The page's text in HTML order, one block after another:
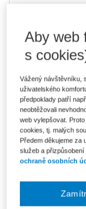
Tištěná kniha
Skladem-
E-kniha
V prodeji -
Co je Smarteca?
Kde najdu
Skladem -
Co je Smarteca?
Aby web
s
Vážený návštěvníku,
uživatelského
předpoklady patří
neobtěžovali
web vylepšovat.
cookies, tj. malých
Předem děkujeme za
služeb a
ochraně osobních